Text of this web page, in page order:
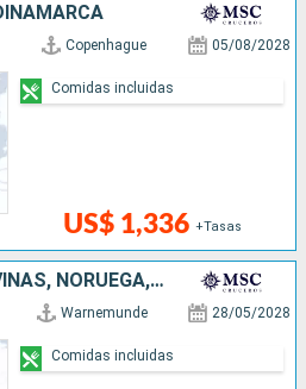
Copenhague 05/08/2028
US$ 1,336 +Tasas
Comidas incluidas
ALEMANIA, ISLAS MALVINAS, NORUEGA, DINAMARCA
Warnemunde 28/05/2028
Comidas incluidas